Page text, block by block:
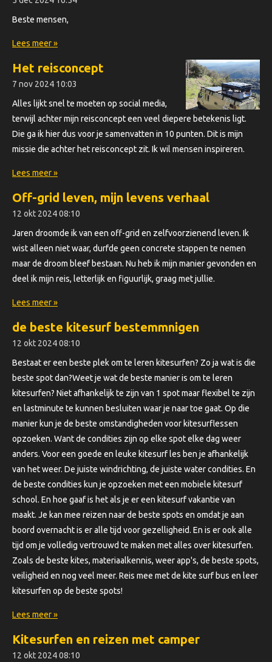
Beste mensen,
Lees meer »
Het reisconcept
7 nov 2024 10:03
Alles lijkt snel te moeten op social media,
terwijl achter mijn reisconcept een veel diepere betekenis ligt.
Die ga ik hier dus voor je samenvatten in 10 punten. Dit is mijn
missie die achter het reisconcept zit. Ik wil mensen inspireren.
Lees meer »
Off-grid leven, mijn levens verhaal
12 okt 202408:10
Jaren droomde ik van een off-grid en zelfvoorzienend leven. Ik
wist alleen niet waar, durfde geen concrete stappen te nemen
maar de droom bleef bestaan. Nu heb ik mijn manier gevonden en
deel ik mijn reis, letterlijk en figuurlijk, graag met jullie.
Lees meer »
de beste kitesurf bestemmnigen
12 okt 202408:10
Bestaat er een beste plek om te leren kitesurfen? Zo ja wat is die
beste spot dan?Weet je wat de beste manier is om te leren
kitesurfen? Niet afhankelijk te zijn van 1 spot maar flexibel te zijn
en lastminute te kunnen besluiten waar je naar toe gaat. Op die
manier kun je de beste omstandigheden voor kitesurflessen
opzoeken. Want de condities zijn op elke spot elke dag weer
anders. Voor een goede en leuke kitesurf les ben je afhankelijk
van het weer. De juiste windrichting, de juiste water condities. En
de beste condities kun je opzoeken met een mobiele kitesurf
school. En hoe gaaf is het als je er een kitesurf vakantie van
maakt. Je kan mee reizen naar de beste spots en omdat je aan
boord overnacht is er alle tijd voor gezelligheid. En is er ook alle
tijd om je volledig vertrouwd te maken met alles over kitesurfen.
Zoals de beste kites, materiaalkennis, weer app's, de beste spots,
veiligheid en nog veel meer. Reis mee met de kite surf bus en leer
kitesurfen op de beste spots!
Lees meer »
Kitesurfen en reizen met camper
12 okt 202408:10